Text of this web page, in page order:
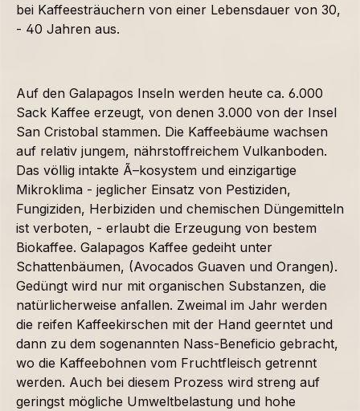
bei Kaffeesträuchern von einer Lebensdauer von 30,
- 40 Jahren aus.
Auf den Galapagos Inseln werden heute ca. 6.000
Sack Kaffee erzeugt, von denen 3.000 von der Insel
San Cristobal stammen. Die Kaffeebäume wachsen
auf relativ jungem, nährstoffreichem Vulkanboden.
Das völlig intakte Ã–kosystem und einzigartige
Mikroklima - jeglicher Einsatz von Pestiziden,
Fungiziden, Herbiziden und chemischen Düngemitteln
ist verboten, - erlaubt die Erzeugung von bestem
Biokaffee. Galapagos Kaffee gedeiht unter
Schattenbäumen, (Avocados Guaven und Orangen).
Gedüngt wird nur mit organischen Substanzen, die
natürlicherweise anfallen. Zweimal im Jahr werden
die reifen Kaffeekirschen mit der Hand geerntet und
dann zu dem sogenannten Nass-Beneficio gebracht,
wo die Kaffeebohnen vom Fruchtfleisch getrennt
werden. Auch bei diesem Prozess wird streng auf
geringst mögliche Umweltbelastung und hohe